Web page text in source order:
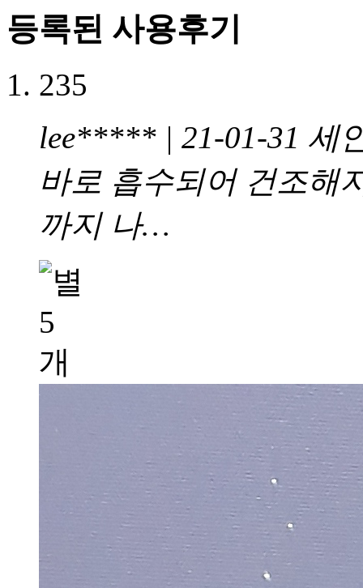
등록된 사용후기
235
lee***** | 21-01-31 세
바로 흡수되어 건조해
까지 나…